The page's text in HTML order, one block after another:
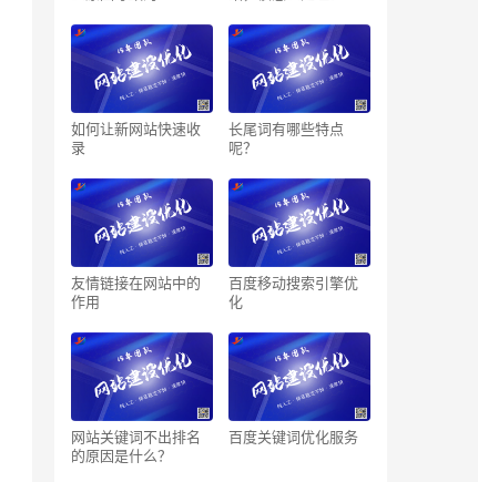
如何让新网站快速收
录
长尾词有哪些特点
呢？
友情链接在网站中的
作用
百度移动搜索引擎优
化
网站关键词不出排名
的原因是什么？
百度关键词优化服务